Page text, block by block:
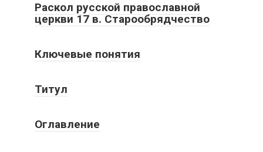
Раскол русской православной
церкви 17 в. Старообрядчество
Ключевые понятия
Титул
Оглавление